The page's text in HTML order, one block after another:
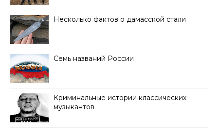
Несколько фактов о дамасской стали
Семь названий России
Криминальные истории классических
музыкантов